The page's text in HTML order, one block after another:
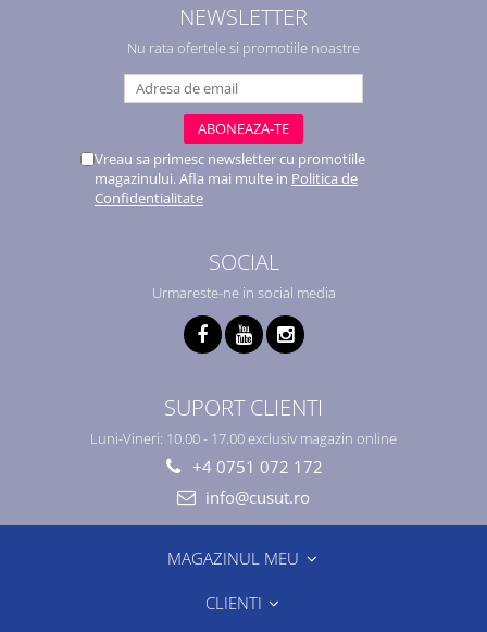
NEWSLETTER
Nu rata ofertele si promotiile noastre
Vreau sa primesc newsletter cu promotiile
magazinului. Afla mai multe in Politica de
Confidentialitate
SOCIAL
Urmareste-ne in social media
SUPORT CLIENTI
Luni-Vineri: 10.00 - 17.00 exclusiv magazin online
+4 0751 072 172
info@cusut.ro
MAGAZINUL MEU
CLIENTI